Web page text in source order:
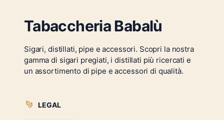
Tabaccheria Babalù
Sigari, distillati, pipe e accessori. Scopri la nostra
gamma di sigari pregiati, i distillati più ricercati e
un assortimento di pipe e accessori di qualità.
LEGAL